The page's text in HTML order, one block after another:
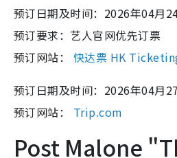
预订日期及时间：2026年04月
预订要求：艺人官网优先订票
预订网站： 快达票 HK
预订日期及时间：2026年04月
预订网站： Trip.com
Post Malone